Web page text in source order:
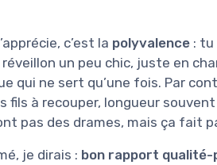
c’est la polyvalence : tu
un peu chic, juste en
qui ne sert qu’une fois. Par
fils à recouper, longueur
pas des drames, mais ça fait
je dirais : bon rapport qualité-